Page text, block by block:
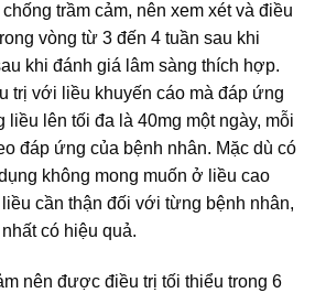
trầm cảm, nên xem xét và điều
vòng từ 3 đến 4 tuần sau khi
khi đánh giá lâm sàng thích hợp.
trị với liều khuyến cáo mà đáp ứng
liều lên tối đa là 40mg một ngày, mỗi
đáp ứng của bệnh nhân. Mặc dù có
không mong muốn ở liều cao
cần thận đối với từng bệnh nhân,
có hiệu quả.
nên được điều trị tối thiểu trong 6